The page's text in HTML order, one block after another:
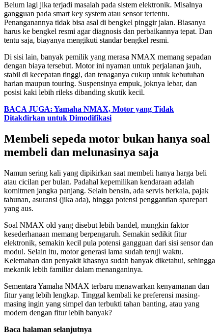
Belum lagi jika terjadi masalah pada sistem elektronik. Misalnya
gangguan pada smart key system atau sensor tertentu.
Penanganannya tidak bisa asal di bengkel pinggir jalan. Biasanya
harus ke bengkel resmi agar diagnosis dan perbaikannya tepat. Dan
tentu saja, biayanya mengikuti standar bengkel resmi.
Di sisi lain, banyak pemilik yang merasa NMAX memang sepadan
dengan biaya tersebut. Motor ini nyaman untuk perjalanan jauh,
stabil di kecepatan tinggi, dan tenaganya cukup untuk kebutuhan
harian maupun touring. Suspensinya empuk, joknya lebar, dan
posisi kaki lebih rileks dibanding skutik kecil.
BACA JUGA: Yamaha NMAX, Motor yang Tidak
Ditakdirkan untuk Dimodifikasi
Membeli sepeda motor bukan hanya soal
membeli dan melunasinya saja
Namun sering kali yang dipikirkan saat membeli hanya harga beli
atau cicilan per bulan. Padahal kepemilikan kendaraan adalah
komitmen jangka panjang. Selain bensin, ada servis berkala, pajak
tahunan, asuransi (jika ada), hingga potensi penggantian sparepart
yang aus.
Soal NMAX old yang disebut lebih bandel, mungkin faktor
kesederhanaan memang berpengaruh. Semakin sedikit fitur
elektronik, semakin kecil pula potensi gangguan dari sisi sensor dan
modul. Selain itu, motor generasi lama sudah teruji waktu.
Kelemahan dan penyakit khasnya sudah banyak diketahui, sehingga
mekanik lebih familiar dalam menanganinya.
Sementara Yamaha NMAX terbaru menawarkan kenyamanan dan
fitur yang lebih lengkap. Tinggal kembali ke preferensi masing-
masing ingin yang simpel dan terbukti tahan banting, atau yang
modern dengan fitur lebih banyak?
Baca halaman selanjutnya